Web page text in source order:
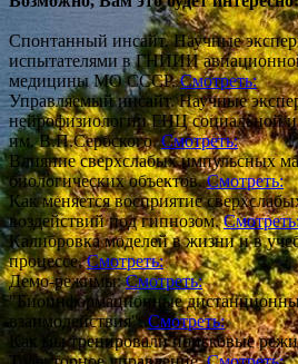
Спонтанный инсайт. Научные
испытателями в ГНИИИ
медицины МО СССР.Смотреть:
Управляемый инсайт. Научные
нейрофизиологии ГНЦ социальной
им. В.П.Сербского.Смотреть:
Влияние сверхслабых импульсных
биологических объектов.Смотреть:
Как меняется восприятие
воздействий под гипнозом.
Калибровка моделей в жизни и в
процессе.Смотреть:
Демо-режимы:Смотреть:
"Биоинформационные
взаимодействия".Смотреть:
Как мы тренировали поисковые